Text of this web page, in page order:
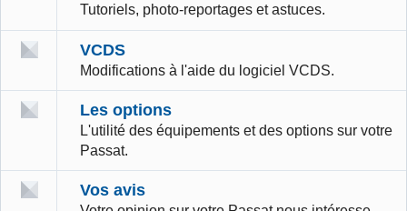
Tutoriels, photo-reportages et astuces.
VCDS
Modifications à l'aide du logiciel VCDS.
Les options
L'utilité des équipements et des options sur votre
Passat.
Vos avis